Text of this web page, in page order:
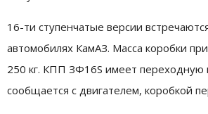
16-ти ступенчатые версии
автомобилях КамАЗ. Масса коробки
250 кг. КПП ЗФ16S имеет переходную
сообщается с двигателем, коробкой